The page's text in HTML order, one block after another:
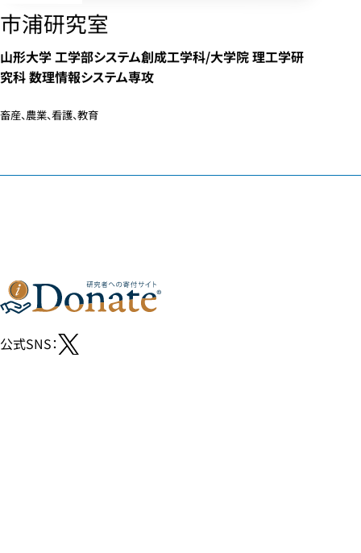
市浦研究室
山形大学 工学部システム創成工学科/大学院 理工学研
究科 数理情報システム専攻
畜産、農業、看護、教育
公式SNS：